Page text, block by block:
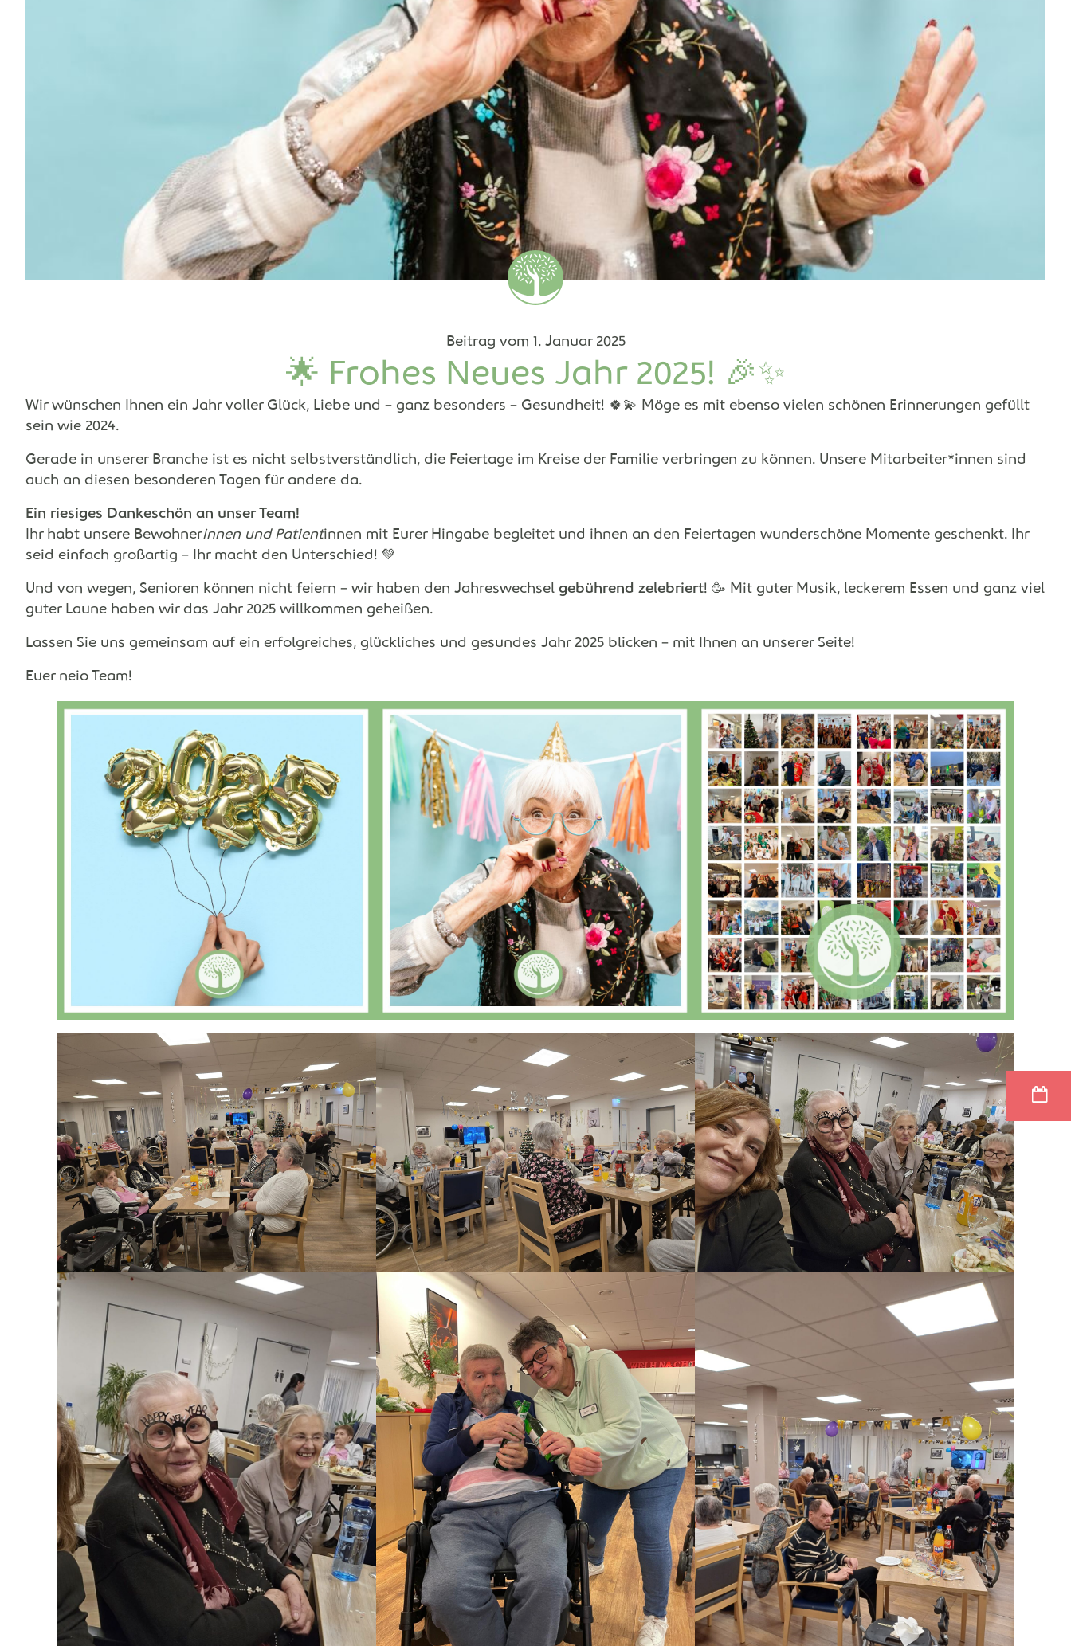
Beitrag vom 1. Januar 2025
🌟 Frohes Neues Jahr 2025! 🎉✨
Wir wünschen Ihnen ein Jahr voller Glück, Liebe und – ganz besonders – Gesundheit! 🍀💫 Möge es mit ebenso vielen schönen Erinnerungen gefüllt
sein wie 2024.
Gerade in unserer Branche ist es nicht selbstverständlich, die Feiertage im Kreise der Familie verbringen zu können. Unsere Mitarbeiter*innen sind
auch an diesen besonderen Tagen für andere da.
Ein riesiges Dankeschön an unser Team!
Ihr habt unsere Bewohnerinnen und Patientinnen mit Eurer Hingabe begleitet und ihnen an den Feiertagen wunderschöne Momente geschenkt. Ihr
seid einfach großartig – Ihr macht den Unterschied! 💚
Und von wegen, Senioren können nicht feiern – wir haben den Jahreswechsel gebührend zelebriert! 🥳 Mit guter Musik, leckerem Essen und ganz viel
guter Laune haben wir das Jahr 2025 willkommen geheißen.
Lassen Sie uns gemeinsam auf ein erfolgreiches, glückliches und gesundes Jahr 2025 blicken – mit Ihnen an unserer Seite!
Euer neio Team!